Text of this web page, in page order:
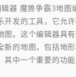
器 魔兽争霸3地图
开发的工具，它允
图。这个编辑器具
的地图，包括地形
其中一个重要的功